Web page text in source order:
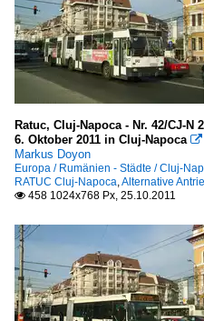
Ratuc, Cluj-Napoca - Nr. 42/CJ-N
6. Oktober 2011 in Cluj-Napoca 
Markus Doyon
Europa / Rumänien - Städte / Cluj-
RATUC Cluj-Napoca,Alternative
 458 1024x768 Px, 25.10.2011